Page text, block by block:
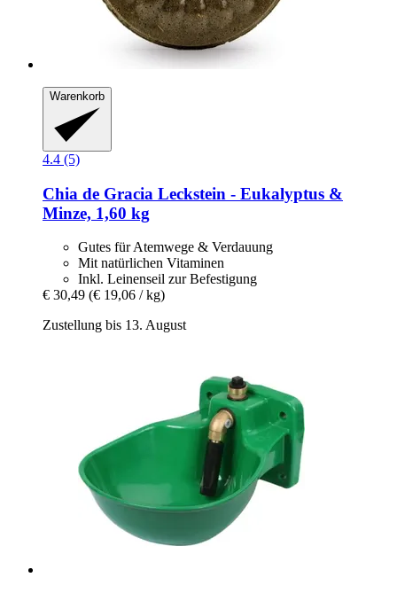
Warenkorb
4.4 (5)
Chia de Gracia Leckstein -​ Eukalyptus &
Minze, 1,60 kg
Gutes für Atemwege & Verdauung
Mit natürlichen Vitaminen
Inkl. Leinenseil zur Befestigung
€ 30,49 (€ 19,06 / kg)
Zustellung bis 13. August